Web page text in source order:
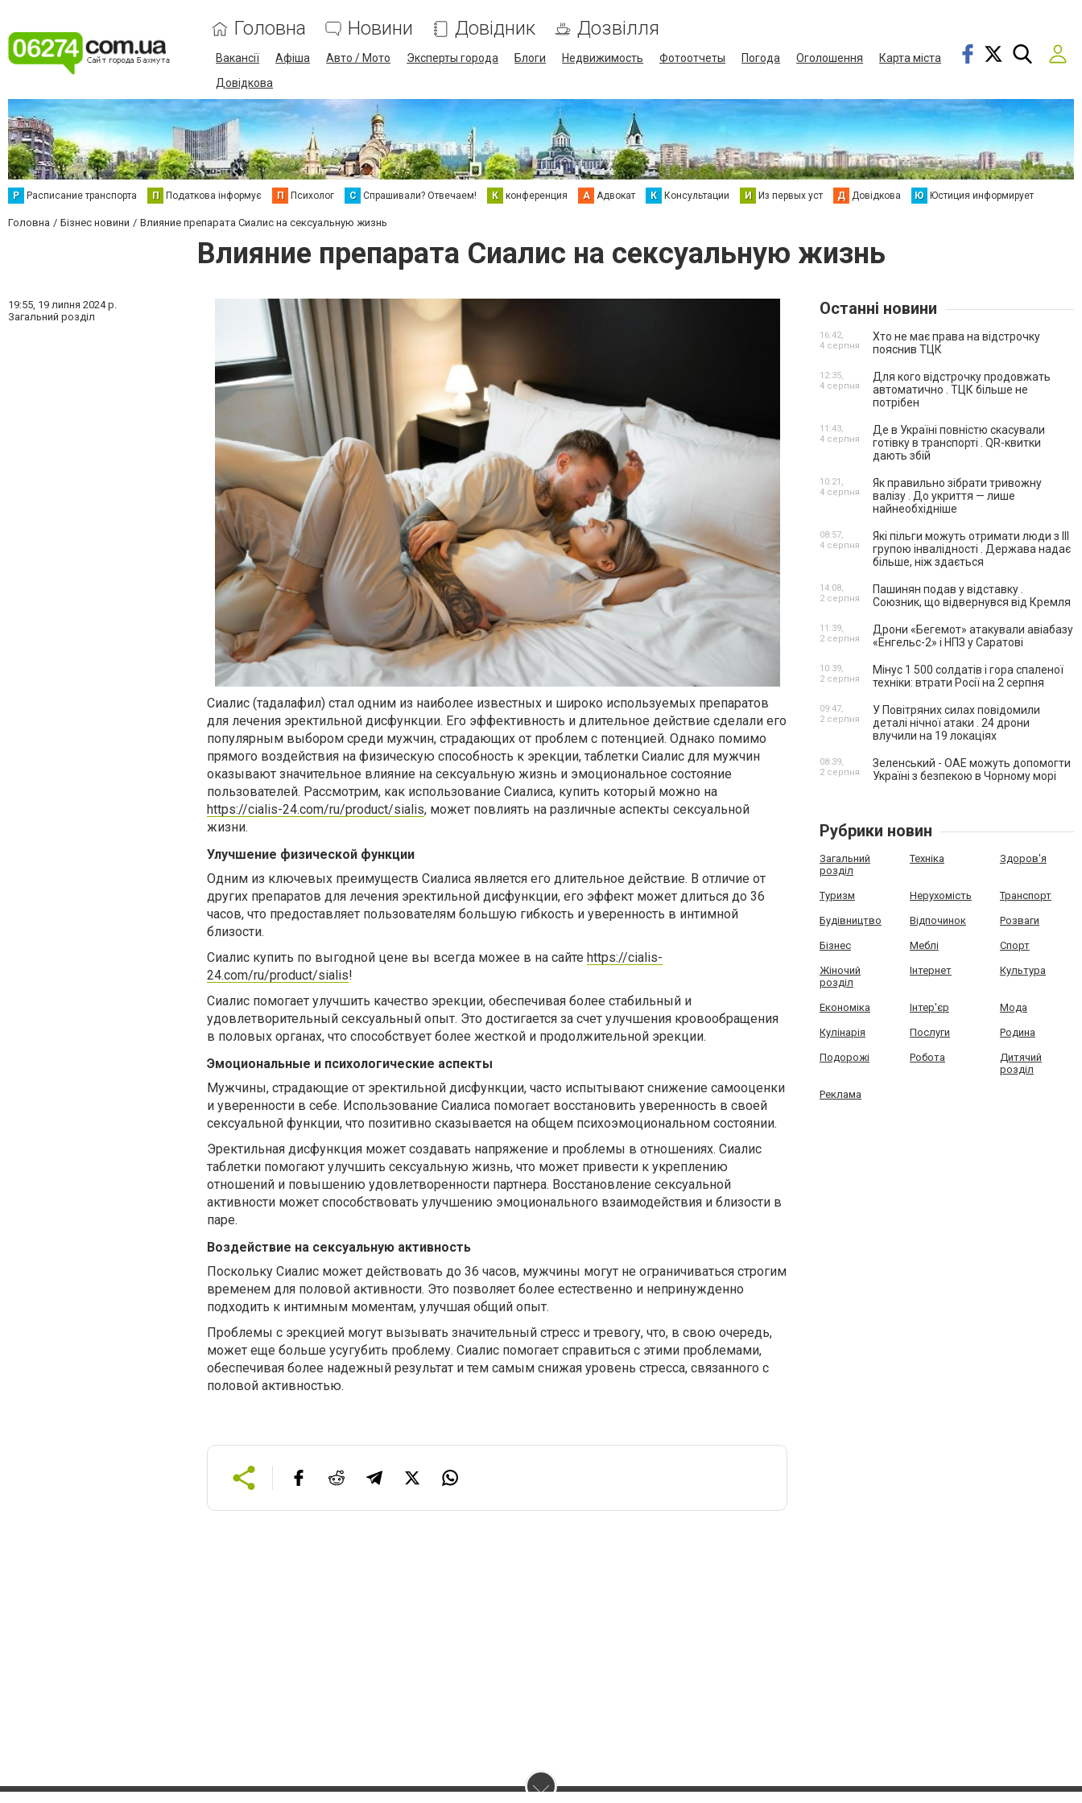
Головна Новини Довідник Дозвілля
Вакансії Афіша Авто / Мото Эксперты города Блоги Недвижимость Фотоотчеты Погода Оголошення
Карта міста
Довідкова
Р Расписание транспорта П Податкова інформує П Психолог С Спрашивали? Отвечаем! К конференция А Адвокат К Консультации И Из первых уст Д Довідкова Ю Юстиция информирует
Головна Бізнес новини Влияние препарата Сиалис на сексуальную жизнь
Влияние препарата Сиалис на сексуальную жизнь
19:55, 19 липня 2024 р.
Загальний розділ
Сиалис (тадалафил) стал одним из наиболее известных и широко используемых препаратов
для лечения эректильной дисфункции. Его эффективность и длительное действие сделали его
популярным выбором среди мужчин, страдающих от проблем с потенцией. Однако помимо
прямого воздействия на физическую способность к эрекции, таблетки Сиалис для мужчин
оказывают значительное влияние на сексуальную жизнь и эмоциональное состояние
пользователей. Рассмотрим, как использование Сиалиса, купить который можно на
https://cialis-24.com/ru/product/sialis, может повлиять на различные аспекты сексуальной
жизни.
Улучшение физической функции
Одним из ключевых преимуществ Сиалиса является его длительное действие. В отличие от
других препаратов для лечения эректильной дисфункции, его эффект может длиться до 36
часов, что предоставляет пользователям большую гибкость и уверенность в интимной
близости.
Сиалис купить по выгодной цене вы всегда можее в на сайте https://cialis-
24.com/ru/product/sialis!
Сиалис помогает улучшить качество эрекции, обеспечивая более стабильный и
удовлетворительный сексуальный опыт. Это достигается за счет улучшения кровообращения
в половых органах, что способствует более жесткой и продолжительной эрекции.
Эмоциональные и психологические аспекты
Мужчины, страдающие от эректильной дисфункции, часто испытывают снижение самооценки
и уверенности в себе. Использование Сиалиса помогает восстановить уверенность в своей
сексуальной функции, что позитивно сказывается на общем психоэмоциональном состоянии.
Эректильная дисфункция может создавать напряжение и проблемы в отношениях. Сиалис
таблетки помогают улучшить сексуальную жизнь, что может привести к укреплению
отношений и повышению удовлетворенности партнера. Восстановление сексуальной
активности может способствовать улучшению эмоционального взаимодействия и близости в
паре.
Воздействие на сексуальную активность
Поскольку Сиалис может действовать до 36 часов, мужчины могут не ограничиваться строгим
временем для половой активности. Это позволяет более естественно и непринужденно
подходить к интимным моментам, улучшая общий опыт.
Проблемы с эрекцией могут вызывать значительный стресс и тревогу, что, в свою очередь,
может еще больше усугубить проблему. Сиалис помогает справиться с этими проблемами,
обеспечивая более надежный результат и тем самым снижая уровень стресса, связанного с
половой активностью.
Останні новини
Хто не має права на відстрочку
пояснив ТЦК
16:42,
4 серпня
Для кого відстрочку продовжать
автоматично . ТЦК більше не
потрібен
12:35,
4 серпня
Де в Україні повністю скасували
готівку в транспорті . QR-квитки
дають збій
11:43,
4 серпня
Як правильно зібрати тривожну
валізу . До укриття — лише
найнеобхідніше
10:21,
4 серпня
Які пільги можуть отримати люди з III
групою інвалідності . Держава надає
більше, ніж здається
08:57,
4 серпня
Пашинян подав у відставку .
Союзник, що відвернувся від Кремля
14:08,
2 серпня
Дрони «Бегемот» атакували авіабазу
«Енгельс-2» і НПЗ у Саратові
11:39,
2 серпня
Мінус 1 500 солдатів і гора спаленої
техніки: втрати Росії на 2 серпня
10:39,
2 серпня
У Повітряних силах повідомили
деталі нічної атаки . 24 дрони
влучили на 19 локаціях
09:47,
2 серпня
Зеленський - ОАЕ можуть допомогти
Україні з безпекою в Чорному морі
08:39,
2 серпня
Рубрики новин
Загальний
розділ
Техніка Здоров'я
Туризм Нерухомість Транспорт
Будівництво Відпочинок Розваги
Бізнес Меблі Спорт
Жіночий
розділ
Інтернет Культура
Економіка Інтер'єр Мода
Кулінарія Послуги Родина
Подорожі Робота
Дитячий
розділ
Реклама